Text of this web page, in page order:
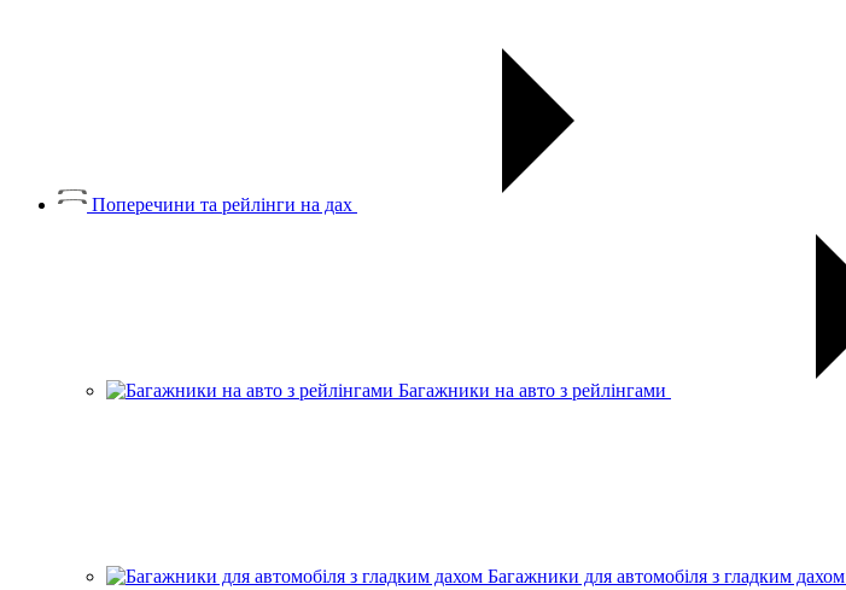
Поперечини та рейлінги на дах
Багажники на авто з рейлінгами
Багажники для автомобіля з гладким дахом